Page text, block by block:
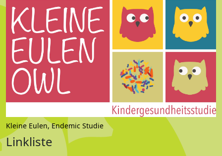
Kleine Eulen, Endemic Studie
Linkliste